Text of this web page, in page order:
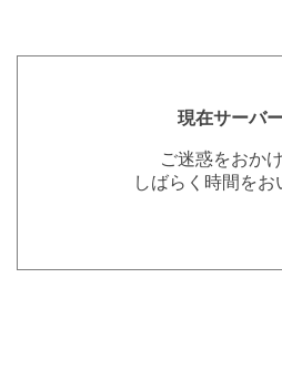
現在サーバ
ご迷惑をおか
しばらく時間を